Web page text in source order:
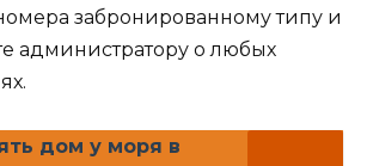
забронированному типу и
администратору о любых
дом у моря в